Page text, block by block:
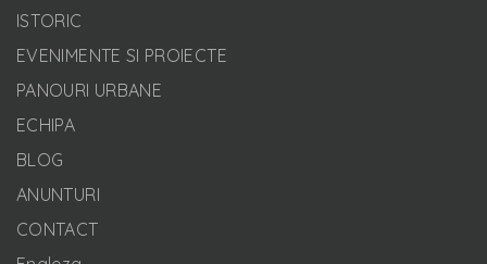
ISTORIC
EVENIMENTE SI PROIECTE
PANOURI URBANE
ECHIPA
BLOG
ANUNTURI
CONTACT